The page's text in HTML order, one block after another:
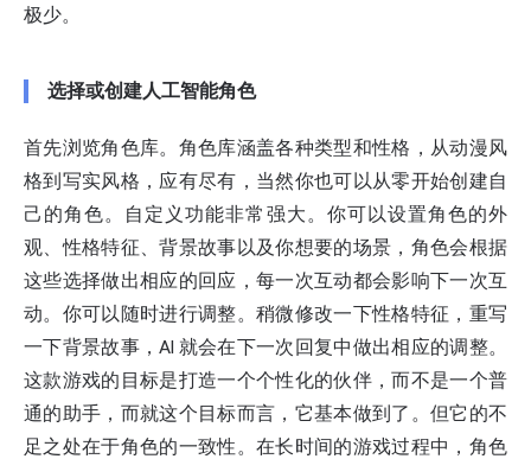
极少。
选择或创建人工智能角色
首先浏览角色库。角色库涵盖各种类型和性格，从动漫风
格到写实风格，应有尽有，当然你也可以从零开始创建自
己的角色。自定义功能非常强大。你可以设置角色的外
观、性格特征、背景故事以及你想要的场景，角色会根据
这些选择做出相应的回应，每一次互动都会影响下一次互
动。你可以随时进行调整。稍微修改一下性格特征，重写
一下背景故事，AI 就会在下一次回复中做出相应的调整。
这款游戏的目标是打造一个个性化的伙伴，而不是一个普
通的助手，而就这个目标而言，它基本做到了。但它的不
足之处在于角色的一致性。在长时间的游戏过程中，角色